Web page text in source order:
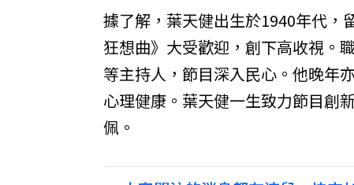
據了解，葉天健出生於1940年代，
狂想曲》大受歡迎，創下高收視。
等主持人，節目深入民心。他晚年
心理健康。葉天健一生致力節目創
佩。